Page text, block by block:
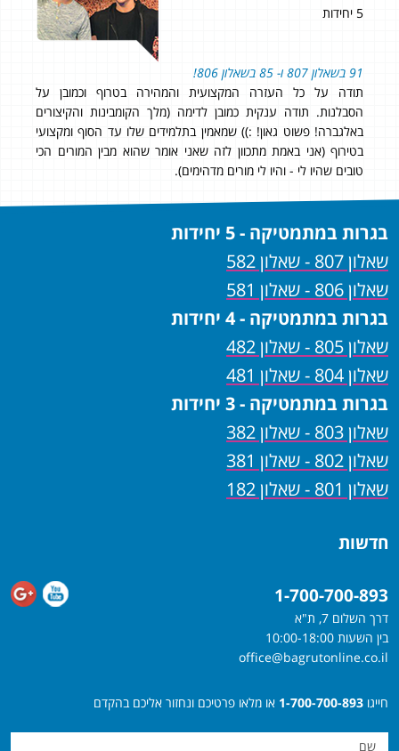
וכמובן על
והקיצורים
עד הסוף ומקצועי
מבין המורים הכי
אני חושבת שלקורס בבגרות אונליין יש יתרונות עצומים
אחרים שמוצעים היום. למשל: המעקב הצמוד של
תכנית הלימוד, המאגר העצום של הסרטונים שכוללים
ותרגולים מבגרויות. 97 ב- 806 ו98 ב- 807!
בגרות במתמטיקה - 5 יחידות
שאלון 807 - שאלון 582
שאלון 806 - שאלון 581
בגרות במתמטיקה - 4 יחידות
שאלון 805 - שאלון 482
שאלון 804 - שאלון 481
בגרות במתמטיקה - 3 יחידות
שאלון 803 - שאלון 382
שאלון 802 - שאלון 381
שאלון 801 - שאלון 182
חדשות
1-700-700-893
דרך השלום 7, ת"א
בין השעות 10:00-18:00
office@bagrutonline.co.il
חייגו 1-700-700-893 או מלאו פרטיכם ונחזור אליכם בהקדם